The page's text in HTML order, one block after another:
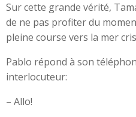
Sur cette grande vérité,
de ne pas profiter du
pleine course vers la mer
Pablo répond à son
interlocuteur:
– Allo!